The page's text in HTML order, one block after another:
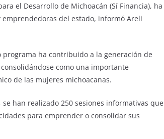
el Desarrollo de Michoacán (Sí Financia), ha
del estado, informó Areli
ha contribuido a la generación de
como una importante
de las mujeres michoacanas.
han realizado 250 sesiones informativas que
para emprender o consolidar sus